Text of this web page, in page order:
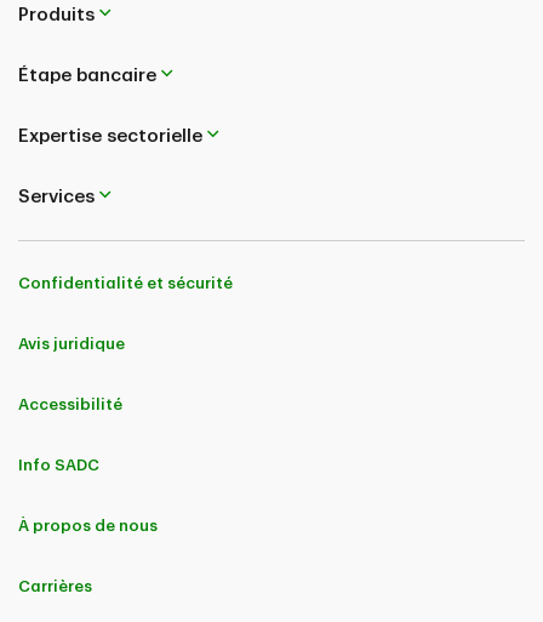
Produits
Étape bancaire
Expertise sectorielle
Services
Confidentialité et sécurité
Avis juridique
Accessibilité
Info SADC
À propos de nous
Carrières